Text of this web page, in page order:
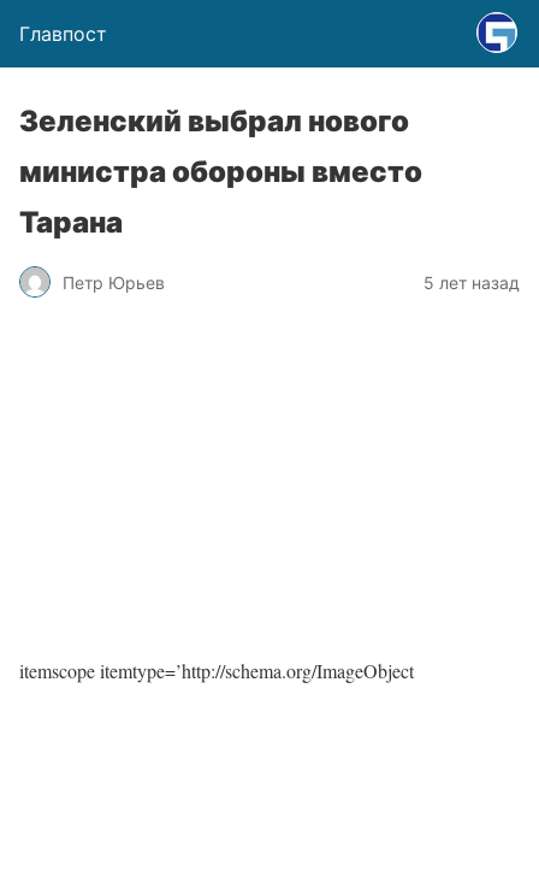
Главпост
Зеленский выбрал нового
министра обороны вместо
Тарана
Петр Юрьев 5 лет назад
itemscope itemtype=’http://schema.org/ImageObject